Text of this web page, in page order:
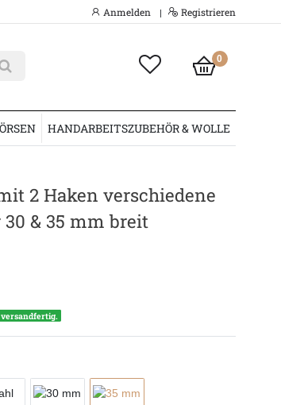
Anmelden | Registrieren
0
HANDARBEITSZUBEHÖR & WOLLE
2 Haken verschiedene
& 35 mm breit